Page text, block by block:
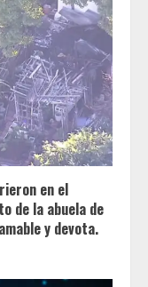
en el
de la abuela de
y devota.